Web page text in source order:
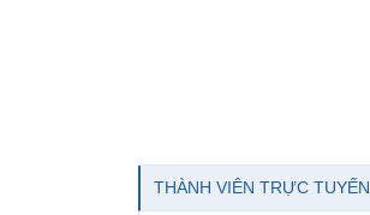
THÀNH VIÊN TRỰC TUYẾN